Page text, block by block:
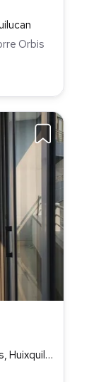
Orbis
Av Jesús Del Monte, Hacienda de las Palmas, Huixquilucan